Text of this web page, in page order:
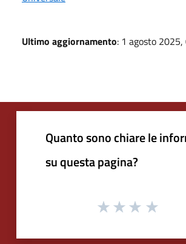
Ultimo aggiornamento: 1 agosto
Quanto sono chiare le
su questa pagina?